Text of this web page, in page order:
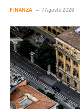
FINANZA 7 Agosto 2026